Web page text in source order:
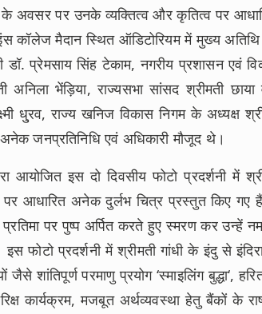
अवसर पर उनके व्यक्तित्व और कृतित्व पर आधारित
कॉलेज मैदान स्थित ऑडिटोरियम में मुख्य
डॉ. प्रेमसाय सिंह टेकाम, नगरीय प्रशासन एवं
अनिला भेंड़िया, राज्यसभा सांसद श्रीमती छाया
धु्रव, राज्य खनिज विकास निगम के अध्यक्ष
अनेक जनप्रतिनिधि एवं अधिकारी मौजूद थे।
आयोजित इस दो दिवसीय फोटो प्रदर्शनी में
पर आधारित अनेक दुर्लभ चित्र प्रस्तुत किए गए हैं।
पर पुष्प अर्पित करते हुए स्मरण कर उन्हें
इस फोटो प्रदर्शनी में श्रीमती गांधी के इंदु से
जैसे शांतिपूर्ण परमाणु प्रयोग ‘स्माइलिंग बुद्धा‘,
कार्यक्रम, मजबूत अर्थव्यवस्था हेतु बैंकों के